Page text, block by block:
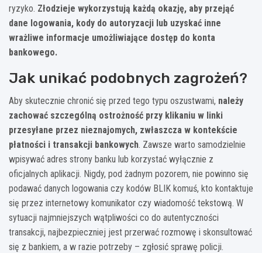
ryzyko. Złodzieje wykorzystują każdą okazję, aby przejąć
dane logowania, kody do autoryzacji lub uzyskać inne
wrażliwe informacje umożliwiające dostęp do konta
bankowego.
Jak unikać podobnych zagrożeń?
Aby skutecznie chronić się przed tego typu oszustwami, należy
zachować szczególną ostrożność przy klikaniu w linki
przesyłane przez nieznajomych, zwłaszcza w kontekście
płatności i transakcji bankowych. Zawsze warto samodzielnie
wpisywać adres strony banku lub korzystać wyłącznie z
oficjalnych aplikacji. Nigdy, pod żadnym pozorem, nie powinno się
podawać danych logowania czy kodów BLIK komuś, kto kontaktuje
się przez internetowy komunikator czy wiadomość tekstową. W
sytuacji najmniejszych wątpliwości co do autentyczności
transakcji, najbezpieczniej jest przerwać rozmowę i skonsultować
się z bankiem, a w razie potrzeby – zgłosić sprawę policji.